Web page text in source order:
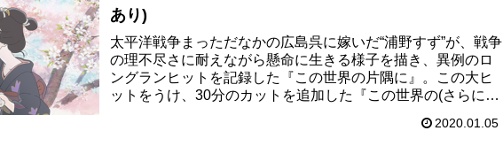
あり)
太平洋戦争まっただなかの広島呉に嫁いだ“浦野すず”が、戦争
の理不尽さに耐えながら懸命に生きる様子を描き、異例のロ
ングランヒットを記録した『この世界の片隅に』。この大ヒ
ットをうけ、30分のカットを追加した『この世界の(さらにい
2020.01.05